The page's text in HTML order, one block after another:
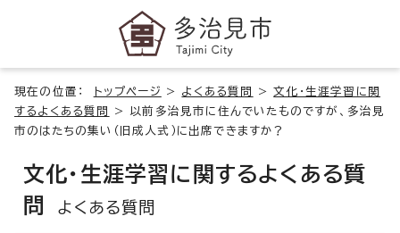
現在の位置： トップページ > よくある質問 >文化・生涯学習に関
するよくある質問
> 以前多治見市に住んでいたものですが、多治見
市のはたちの集い（旧成人式）に出席できますか？
文化・生涯学習に関するよくある質
問
よくある質問